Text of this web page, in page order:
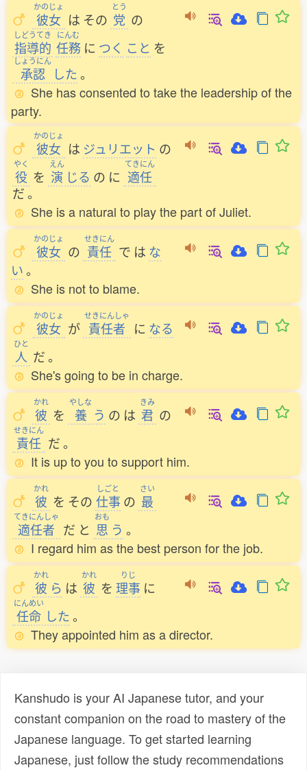
かのじょ
彼女 は その
とう
党 の
しどうてき
指導的
にんむ
任務 に つく こと を
しょうにん
承認 した。
She has consented to take the leadership of the
party.
かのじょ
彼女 は ジュリエット の
やく
役 を
えん
演 じる の に
てきにん
適任
だ。
She is a natural to play the part of Juliet.
かのじょ
彼女 の
せきにん
責任 で は な
い。
She is not to blame.
かのじょ
彼女 が
せきにんしゃ
責任者 に なる
ひと
人 だ。
She's going to be in charge.
かれ
彼 を
やしな
養 う の は
きみ
君 の
せきにん
責任 だ。
It is up to you to support him.
かれ
彼 を その
しごと
仕事 の
さい
最
てきにんしゃ
適任者 だ と
おも
思 う 。
I regard him as the best person for the job.
かれ
彼 ら は
かれ
彼 を
りじ
理事 に
にんめい
任命 した。
They appointed him as a director.
Kanshudo is your AI Japanese tutor, and your
constant companion on the road to mastery of the
Japanese language. To get started learning
Japanese, just follow the study recommendations